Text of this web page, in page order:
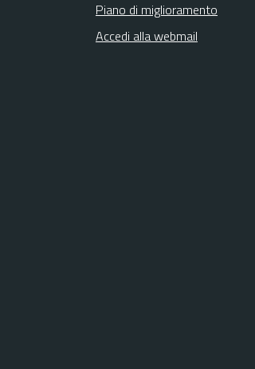
Piano di miglioramento
Accedi alla webmail